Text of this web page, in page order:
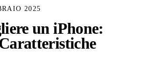
2025
un iPhone: